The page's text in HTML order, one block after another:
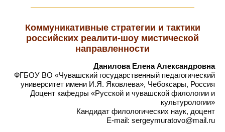
Коммуникативные стратегии и тактики
российских реалити-шоу мистической
направленности
Данилова Елена Александровна
ФГБОУ ВО «Чувашский государственный педагогический
университет имени И.Я. Яковлева», Чебоксары, Россия
Доцент кафедры «Русской и чувашской филологии и
культурологии»
Кандидат филологических наук, доцент
E-mail: sergeymuratovo@mail.ru